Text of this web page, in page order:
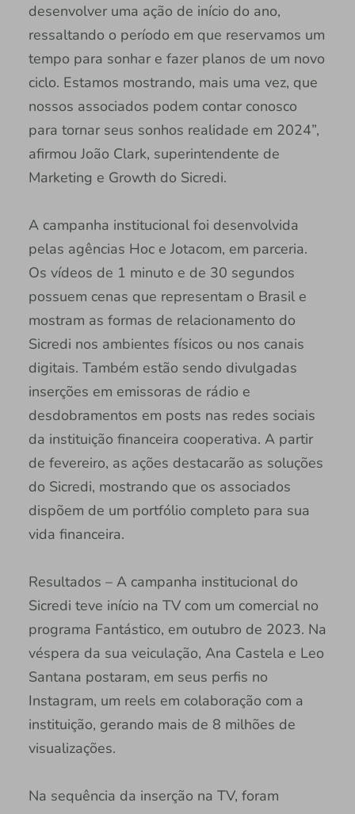
desenvolver uma ação de início do ano,
ressaltando o período em que reservamos um
tempo para sonhar e fazer planos de um novo
ciclo. Estamos mostrando, mais uma vez, que
nossos associados podem contar conosco
para tornar seus sonhos realidade em 2024”,
afirmou João Clark, superintendente de
Marketing e Growth do Sicredi.
A campanha institucional foi desenvolvida
pelas agências Hoc e Jotacom, em parceria.
Os vídeos de 1 minuto e de 30 segundos
possuem cenas que representam o Brasil e
mostram as formas de relacionamento do
Sicredi nos ambientes físicos ou nos canais
digitais. Também estão sendo divulgadas
inserções em emissoras de rádio e
desdobramentos em posts nas redes sociais
da instituição financeira cooperativa. A partir
de fevereiro, as ações destacarão as soluções
do Sicredi, mostrando que os associados
dispõem de um portfólio completo para sua
vida financeira.
Resultados – A campanha institucional do
Sicredi teve início na TV com um comercial no
programa Fantástico, em outubro de 2023. Na
véspera da sua veiculação, Ana Castela e Leo
Santana postaram, em seus perfis no
Instagram, um reels em colaboração com a
instituição, gerando mais de 8 milhões de
visualizações.
Na sequência da inserção na TV, foram